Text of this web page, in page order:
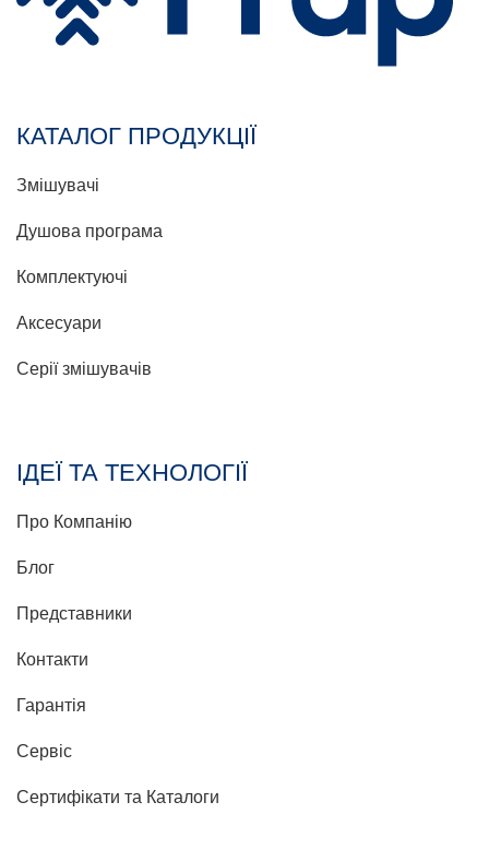
КАТАЛОГ ПРОДУКЦІЇ
Змішувачі
Душова програма
Комплектуючі
Аксесуари
Серії змішувачів
ІДЕЇ ТА ТЕХНОЛОГІЇ
Про Компанію
Блог
Представники
Контакти
Гарантія
Сервіс
Сертифікати та Каталоги